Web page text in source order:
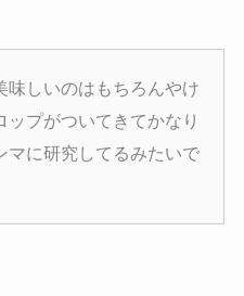
味しいのはもちろんやけ
ップがついてきてかなり
マに研究してるみたいで